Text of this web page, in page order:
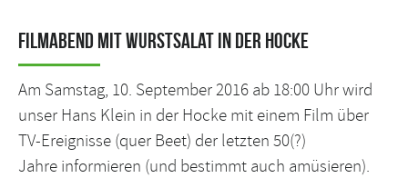
Filmabend mit Wurstsalat in der Hocke
Am Samstag, 10. September 2016 ab 18:00 Uhr wird
unser Hans Klein in der Hocke mit einem Film über
TV-Ereignisse (quer Beet) der letzten 50(?)
Jahre informieren (und bestimmt auch amüsieren).